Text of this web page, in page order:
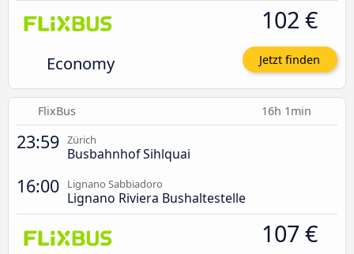
Economy
102 €
Jetzt finden
FlixBus 16h 1min
23:59 Zürich
Busbahnhof Sihlquai
16:00 Lignano Sabbiadoro
Lignano Riviera Bushaltestelle
107 €